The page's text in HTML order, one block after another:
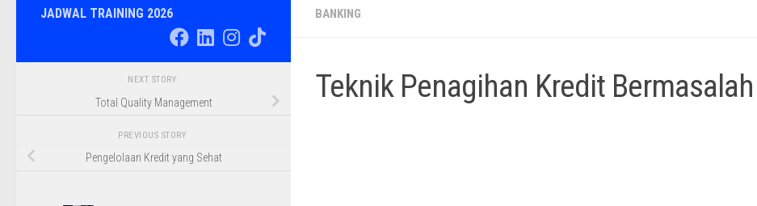
BANKING
Teknik Penagihan Kredit Bermasalah
JADWAL TRAINING 2026
NEXT STORY
Total Quality Management
PREVIOUS STORY
Pengelolaan Kredit yang Sehat